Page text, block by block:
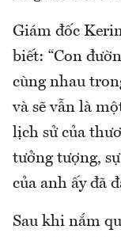
Giám đốc
biết: “Con
cùng nhau
và sẽ vẫn là
lịch sử của
tưởng tượng,
của anh ấy đã
Sau khi nắm